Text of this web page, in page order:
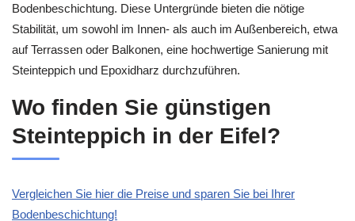
Bodenbeschichtung. Diese Untergründe bieten die nötige
Stabilität, um sowohl im Innen- als auch im Außenbereich, etwa
auf Terrassen oder Balkonen, eine hochwertige Sanierung mit
Steinteppich und Epoxidharz durchzuführen.
Wo finden Sie günstigen
Steinteppich in der Eifel?
Vergleichen Sie hier die Preise und sparen Sie bei Ihrer
Bodenbeschichtung!